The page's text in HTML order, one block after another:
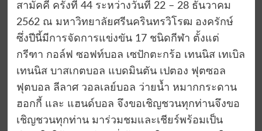
สามัคคี ครั้งที่ 44 ระหว่างวันที่ 22 – 28 ธันวาคม
2562 ณ มหาวิทยาลัยศรีนครินทรวิโรฒ องครักษ์
ซึ่งปีนี้มีการจัดการแข่งขัน 17 ชนิดกีฬา ตั้งแต่
กรีฑา กอล์ฟ ซอฟท์บอล เซปักตะกร้อ เทนนิส เทเบิล
เทนนิส บาสเกตบอล แบดมินตัน เปตอง ฟุตซอล
ฟุตบอล ลีลาศ วอลเลย์บอล ว่ายน้ำ หมากกระดาน
ฮอกกี้ และ แฮนด์บอล จึงขอเชิญชวนทุกท่านจึงขอ
เชิญชวนทุกท่าน มาร่วมชมและเชียร์พร้อมเป็น